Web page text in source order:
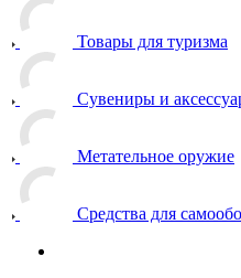
Товары для туризма
Сувениры и
Метательное оружие
Средства для